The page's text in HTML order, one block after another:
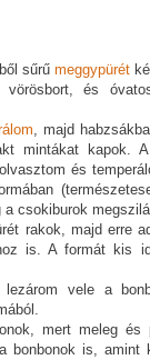
sűrű meggypürét
és
, majd
mintákat kapok.
és
csokiburok
rakok, majd erre
is. A formát kis
vele a
mert meleg és
bonbonok is, amint